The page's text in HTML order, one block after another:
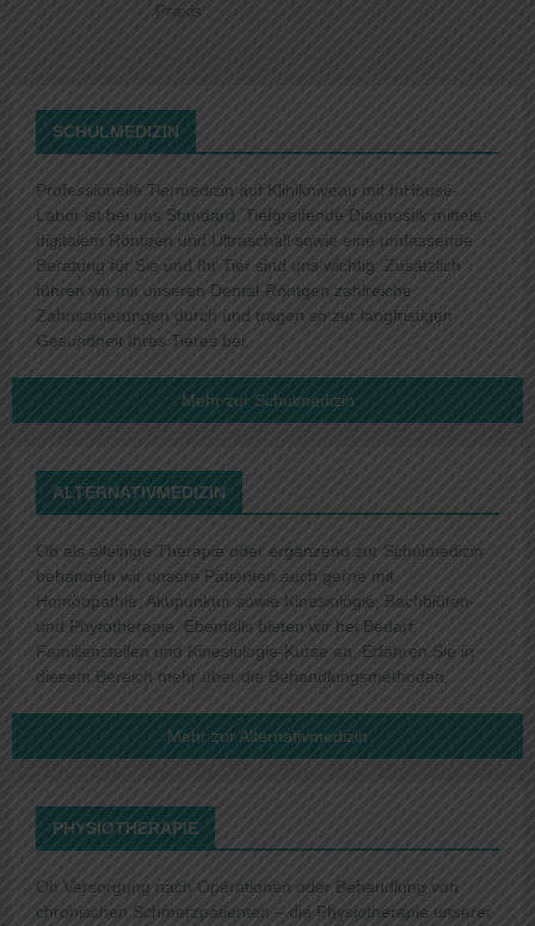
Praxis
SCHULMEDIZIN
Professionelle Tiermedizin auf Klinikniveau mit InHouse-
Labor ist bei uns Standard. Tiefgreifende Diagnostik mittels
digitalem Röntgen und Ultraschall sowie eine umfassende
Beratung für Sie und Ihr Tier sind uns wichtig. Zusätzlich
führen wir mit unseren Dental-Röntgen zahlreiche
Zahnsanierungen durch und tragen so zur langfristigen
Gesundheit Ihres Tieres bei.
Mehr zur Schulmedizin
ALTERNATIVMEDIZIN
Ob als alleinige Therapie oder ergänzend zur Schulmedizin
behandeln wir unsere Patienten auch gerne mit
Homöopathie, Akupunktur sowie Kinesiologie, Bachblüten-
und Phytotherapie. Ebenfalls bieten wir bei Bedarf
Familienstellen und Kinesiologie-Kurse an. Erfahren Sie in
diesem Bereich mehr über die Behandlungsmethoden.
Mehr zur Alternativmedizin
PHYSIOTHERAPIE
Ob Versorgung nach Operationen oder Behandlung von
chronischen Schmerzpatienten – die Physiotherapie unserer